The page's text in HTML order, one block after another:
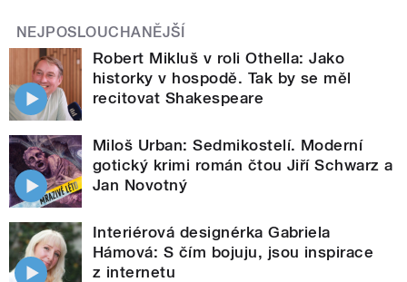
NEJPOSLOUCHANĚJŠÍ
Robert Mikluš v roli Othella: Jako
historky v hospodě. Tak by se měl
recitovat Shakespeare
Miloš Urban: Sedmikostelí. Moderní
gotický krimi román čtou Jiří Schwarz a
Jan Novotný
Interiérová designérka Gabriela
Hámová: S čím bojuju, jsou inspirace
z internetu